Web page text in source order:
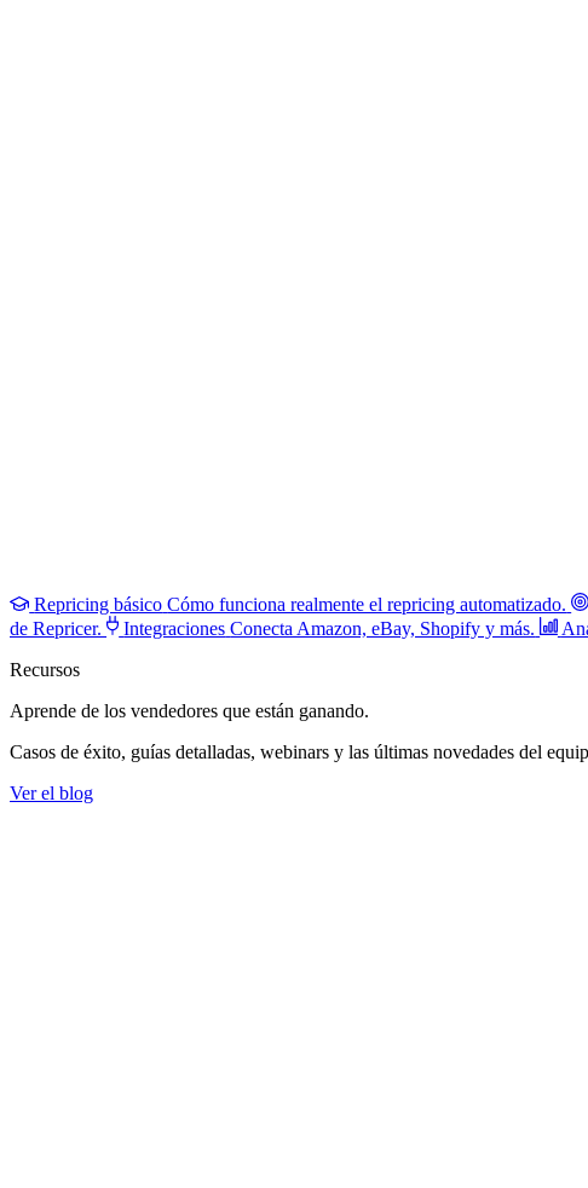
Repricing básico Cómo funciona realmente el repricing automatizado.
de Repricer.
Integraciones Conecta Amazon, eBay, Shopify y más.
Recursos
Aprende de los vendedores que están ganando.
Casos de éxito, guías detalladas, webinars y las últimas novedades del
Ver el blog